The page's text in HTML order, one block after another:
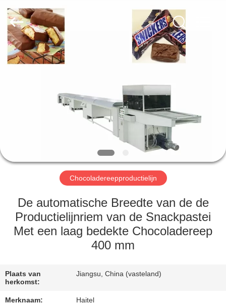
HUIS
ONGEVEER
FABRIEKSREIS
KWALITEITSCONTROLE
CONTACTEER
VERZOEK
OM
Co.,
Ltd.
Rights
Reserved.
Chocoladereepproductielijn
De automatische Breedte van de de
Productielijnriem van de Snackpastei
Met een laag bedekte Chocoladereep
400 mm
Plaats van
herkomst:
Jiangsu, China (vasteland)
Merknaam: Haitel